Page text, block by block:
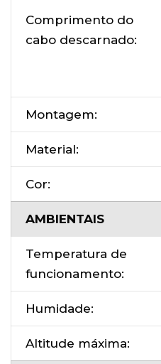
Comprimento do
cabo descarnado:
Montagem:
Material:
Cor:
AMBIENTAIS
Temperatura de
funcionamento:
Humidade:
Altitude máxima: